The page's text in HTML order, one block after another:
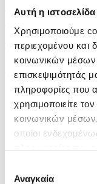
Αυτή η
Χρησιμοποιούμε
περιεχομένου και
κοινωνικών
επισκεψιμότητάς
πληροφορίες που
χρησιμοποιείτε
κοινωνικών
οποίοι
των υπηρεσιών
συγκατάθεσης
Αναγκαία
Δύο νεκροί και
πριν 10 ώρες
Η Αμερικανική
βάρος...